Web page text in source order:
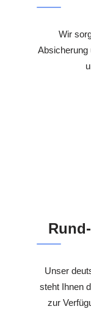
Wir
Absicherung
Unser
steht Ihnen
zur